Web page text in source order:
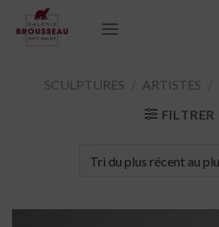
Passer
contenu
SCULPTURES ARTISTES
FILTRER